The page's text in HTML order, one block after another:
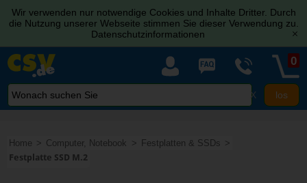
Wir verwenden nur notwendige Cookies und Inhalte Dritter. Durch
die Nutzung unserer Webseite stimmen Sie dieser Verwendung zu.
Datenschutzinformationen
[x]
X
0
Home Computer, Notebook
Festplatten & SSDs
Festplatte SSD M.2